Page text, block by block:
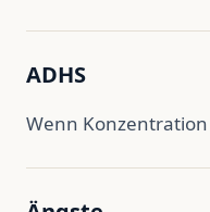
ADHS
Wenn